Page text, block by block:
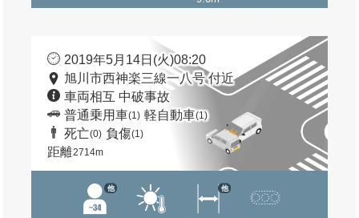
2019年5月14日(火)08:20
旭川市西神楽三線一八号 付近
車両相互 中破事故
普通乗用車(1) 軽自動車(1)
死亡(0) 負傷(1)
距離2714m
他 他